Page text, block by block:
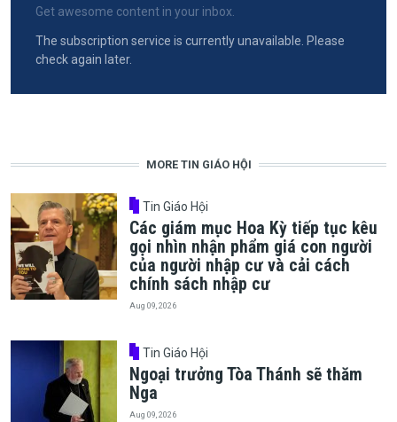
Get awesome content in your inbox.
The subscription service is currently unavailable. Please
check again later.
MORE TIN GIÁO HỘI
Tin Giáo Hội
Các giám mục Hoa Kỳ tiếp tục kêu
gọi nhìn nhận phẩm giá con người
của người nhập cư và cải cách
chính sách nhập cư
Aug 09, 2026
Tin Giáo Hội
Ngoại trưởng Tòa Thánh sẽ thăm
Nga
Aug 09, 2026